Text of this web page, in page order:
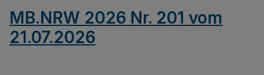
MB.NRW 2026 Nr. 201 vom
21.07.2026